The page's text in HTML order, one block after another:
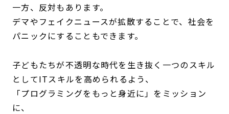
一方、反対もあります。
デマやフェイクニュースが拡散することで、社会を
パニックにすることもできます。
子どもたちが不透明な時代を生き抜く一つのスキル
としてITスキルを高められるよう、
「プログラミングをもっと身近に」をミッション
に、